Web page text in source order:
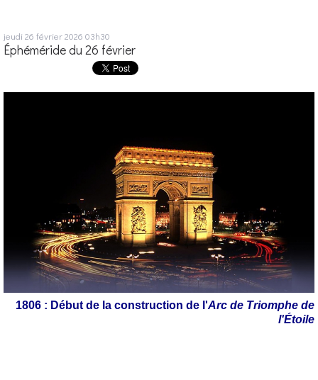
jeudi 26 février 2026 03h30
Éphéméride du 26 février
1806 : Début de la construction de l'Arc de Triomphe de
l'Étoile